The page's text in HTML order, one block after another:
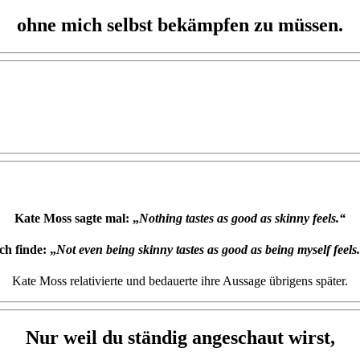
ohne mich selbst bekämpfen zu müssen.
Kate Moss sagte mal: „Nothing tastes as good as skinny feels.“
finde: „Not even being skinny tastes as good as being myself
Kate Moss relativierte und bedauerte ihre Aussage übrigens später.
Nur weil du ständig angeschaut wirst,